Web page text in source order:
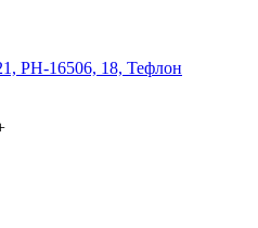
PH-16506, 18, Тефлон